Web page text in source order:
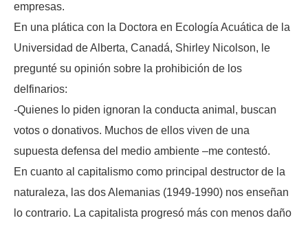
empresas.
En una plática con la Doctora en Ecología Acuática de la
Universidad de Alberta, Canadá, Shirley Nicolson, le
pregunté su opinión sobre la prohibición de los
delfinarios:
-Quienes lo piden ignoran la conducta animal, buscan
votos o donativos. Muchos de ellos viven de una
supuesta defensa del medio ambiente –me contestó.
En cuanto al capitalismo como principal destructor de la
naturaleza, las dos Alemanias (1949-1990) nos enseñan
lo contrario. La capitalista progresó más con menos daño